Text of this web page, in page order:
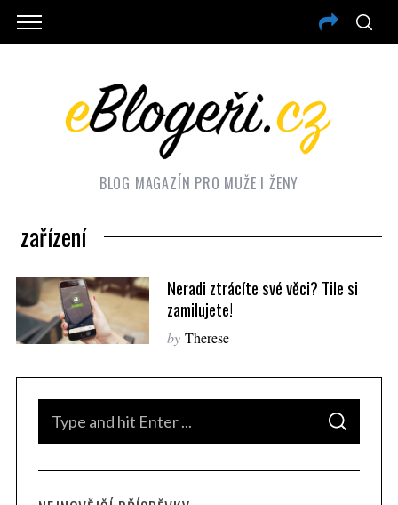
BLOG MAGAZÍN PRO MUŽE I ŽENY
zařízení
Neradi ztrácíte své věci? Tile si
zamilujete!
by Therese
S
A
C